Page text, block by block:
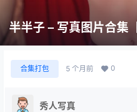
半半子 – 写真图片合集
合集打包 5 个月前 0
秀人写真